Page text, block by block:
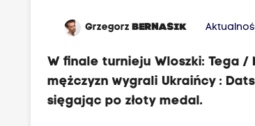
GrzegorzBERNASIK
W finale turnieju Wloszki: Tega
mężczyzn wygrali Ukraińcy :
sięgając po złoty medal.